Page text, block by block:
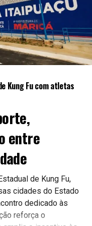
contribuam para
aproximando ainda
Web TV para mais
serviços públicos.
Kung Fu com atletas
entre
de Kung Fu,
cidades do Estado
dedicado às
reforça o